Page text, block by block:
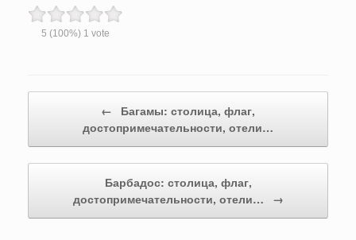
5 (100%) 1 vote
Post navigation
←
Багамы: столица, флаг,
достопримечательности, отели…
Барбадос: столица, флаг,
достопримечательности, отели…
→